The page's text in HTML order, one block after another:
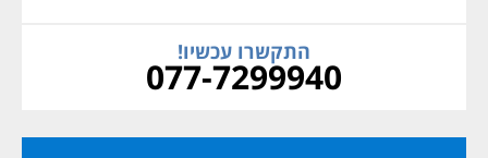
התקשרו עכשיו!
077-7299940